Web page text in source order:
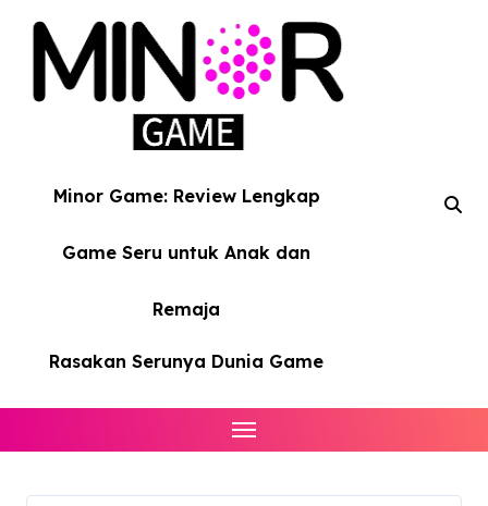
content
Minor Game: Review Lengkap
Game Seru untuk Anak dan
Remaja
Rasakan Serunya Dunia Game